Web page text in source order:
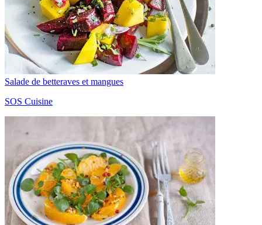
Salade de betteraves et mangues
SOS Cuisine